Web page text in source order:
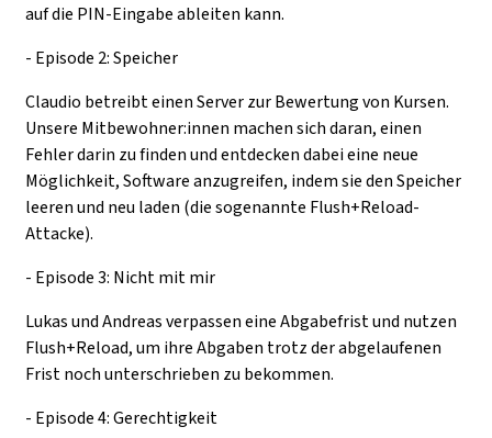
auf die PIN-Eingabe ableiten kann.
- Episode 2: Speicher
Claudio betreibt einen Server zur Bewertung von Kursen.
Unsere Mitbewohner:innen machen sich daran, einen
Fehler darin zu finden und entdecken dabei eine neue
Möglichkeit, Software anzugreifen, indem sie den Speicher
leeren und neu laden (die sogenannte Flush+Reload-
Attacke).
- Episode 3: Nicht mit mir
Lukas und Andreas verpassen eine Abgabefrist und nutzen
Flush+Reload, um ihre Abgaben trotz der abgelaufenen
Frist noch unterschrieben zu bekommen.
- Episode 4: Gerechtigkeit